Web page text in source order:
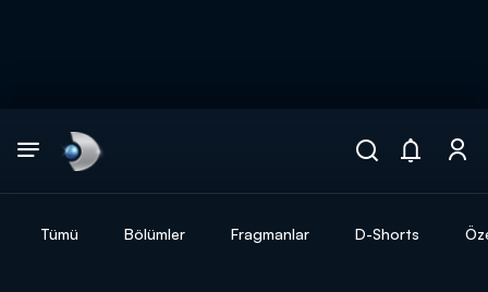
Tümü Bölümler Fragmanlar D-Shorts